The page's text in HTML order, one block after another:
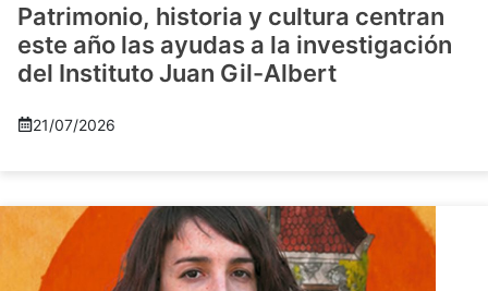
Patrimonio, historia y cultura centran
este año las ayudas a la investigación
del Instituto Juan Gil-Albert
21/07/2026